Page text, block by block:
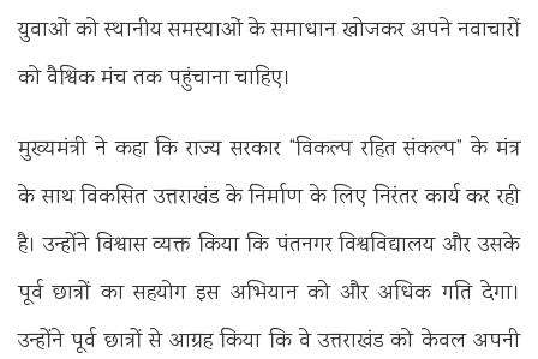
युवाओं को स्थानीय समस्याओं के समाधान खोजकर अपने नवाचारों
को वैश्विक मंच तक पहुंचाना चाहिए।
मुख्यमंत्री ने कहा कि राज्य सरकार “विकल्प रहित संकल्प” के मंत्र
के साथ विकसित उत्तराखंड के निर्माण के लिए निरंतर कार्य कर रही
है। उन्होंने विश्वास व्यक्त किया कि पंतनगर विश्वविद्यालय और उसके
पूर्व छात्रों का सहयोग इस अभियान को और अधिक गति देगा।
उन्होंने पूर्व छात्रों से आग्रह किया कि वे उत्तराखंड को केवल अपनी